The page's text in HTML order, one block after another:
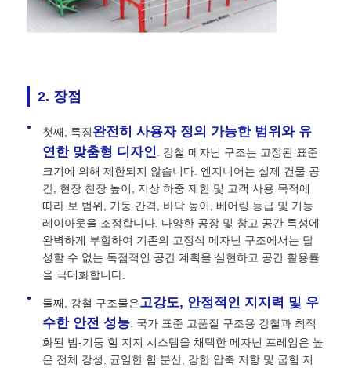
견적 요청
강철 구조 창고
철강 구조 워크숍
강철 구조 빌딩
철강 구조 구조
강철 프레임 빌딩
철골 구조물 제작
2. 장점
첫째, 특징완전히 사용자 정의 가능한 범위와 유
연한 맞춤형 디자인. 강철 메자닌 구조는 고정된 표준
크기에 의해 제한되지 않습니다. 엔지니어는 실제 건물 공
간, 현장 천장 높이, 지상 하중 제한 및 고객 사용 목적에
따라 보 범위, 기둥 간격, 바닥 높이, 베어링 등급 및 기능
레이아웃을 조정합니다. 다양한 공장 및 창고 공간 특성에
완벽하게 부합하여 기존의 고정식 메자닌 구조에서는 달
성할 수 없는 독점적인 공간 계획을 실현하고 공간 활용률
을 극대화합니다.
둘째, 강철 구조물은고강도, 안정적인 지지력 및 우
수한 안전 성능 . 국가 표준 고품질 구조용 강철과 최적
화된 빔-기둥 힘 지지 시스템을 채택한 메자닌 프레임은 높
은 전체 강성, 균일한 힘 분산, 강한 압축 저항 및 굽힘 저